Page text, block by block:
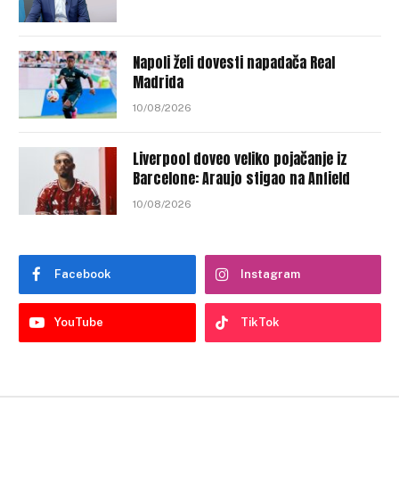
Napoli želi dovesti napadača Real
Madrida
10/08/2026
Liverpool doveo veliko pojačanje iz
Barcelone: Araujo stigao na Anfield
10/08/2026
Facebook Instagram
YouTube TikTok